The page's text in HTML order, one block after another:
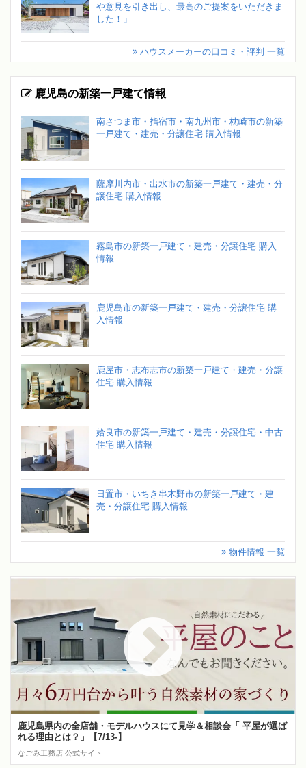
や意見を引き出し、最高のご提案をいただきま
した！」
ハウスメーカーの口コミ・評判 一覧
鹿児島の新築一戸建て情報
南さつま市・指宿市・南九州市・枕崎市の新築
一戸建て・建売・分譲住宅 購入情報
薩摩川内市・出水市の新築一戸建て・建売・分
譲住宅 購入情報
霧島市の新築一戸建て・建売・分譲住宅 購入
情報
鹿児島市の新築一戸建て・建売・分譲住宅 購
入情報
鹿屋市・志布志市の新築一戸建て・建売・分譲
住宅 購入情報
姶良市の新築一戸建て・建売・分譲住宅・中古
住宅 購入情報
日置市・いちき串木野市の新築一戸建て・建
売・分譲住宅 購入情報
物件情報 一覧
鹿児島県内の全店舗・モデルハウスにて見学＆相談会「 平屋が選ば
れる理由とは？」【7/13-】
なごみ工務店 公式サイト